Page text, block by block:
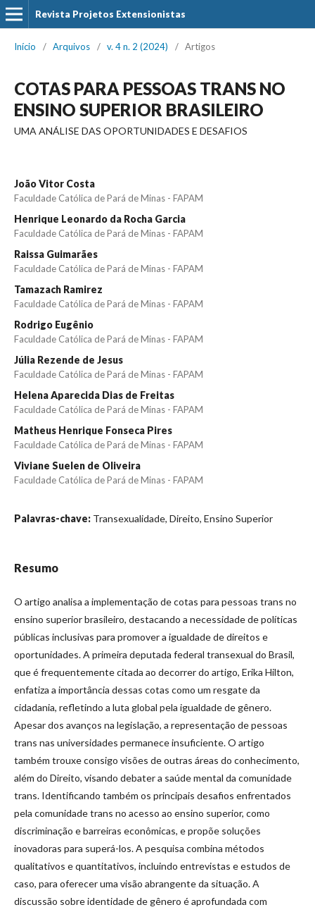
Revista Projetos Extensionistas
Início / Arquivos / v. 4 n. 2 (2024) / Artigos
COTAS PARA PESSOAS TRANS NO
ENSINO SUPERIOR BRASILEIRO
UMA ANÁLISE DAS OPORTUNIDADES E DESAFIOS
João Vitor Costa
Faculdade Católica de Pará de Minas - FAPAM
Henrique Leonardo da Rocha Garcia
Faculdade Católica de Pará de Minas - FAPAM
Raissa Guimarães
Faculdade Católica de Pará de Minas - FAPAM
Tamazach Ramirez
Faculdade Católica de Pará de Minas - FAPAM
Rodrigo Eugênio
Faculdade Católica de Pará de Minas - FAPAM
Júlia Rezende de Jesus
Faculdade Católica de Pará de Minas - FAPAM
Helena Aparecida Dias de Freitas
Faculdade Católica de Pará de Minas - FAPAM
Matheus Henrique Fonseca Pires
Faculdade Católica de Pará de Minas - FAPAM
Viviane Suelen de Oliveira
Faculdade Católica de Pará de Minas - FAPAM
Palavras-chave: Transexualidade, Direito, Ensino Superior
Resumo
O artigo analisa a implementação de cotas para pessoas trans no
ensino superior brasileiro, destacando a necessidade de políticas
públicas inclusivas para promover a igualdade de direitos e
oportunidades. A primeira deputada federal transexual do Brasil,
que é frequentemente citada ao decorrer do artigo, Erika Hilton,
enfatiza a importância dessas cotas como um resgate da
cidadania, refletindo a luta global pela igualdade de gênero.
Apesar dos avanços na legislação, a representação de pessoas
trans nas universidades permanece insuficiente. O artigo
também trouxe consigo visões de outras áreas do conhecimento,
além do Direito, visando debater a saúde mental da comunidade
trans. Identificando também os principais desafios enfrentados
pela comunidade trans no acesso ao ensino superior, como
discriminação e barreiras econômicas, e propõe soluções
inovadoras para superá-los. A pesquisa combina métodos
qualitativos e quantitativos, incluindo entrevistas e estudos de
caso, para oferecer uma visão abrangente da situação. A
discussão sobre identidade de gênero é aprofundada com